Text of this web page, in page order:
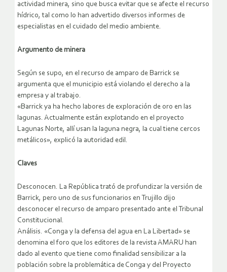
actividad minera, sino que busca evitar que se afecte el recurso
hídrico, tal como lo han advertido diversos informes de
especialistas en el cuidado del medio ambiente.
Argumento de minera
Según se supo, en el recurso de amparo de Barrick se
argumenta que el municipio está violando el derecho a la
empresa y al trabajo.
«Barrick ya ha hecho labores de exploración de oro en las
lagunas. Actualmente están explotando en el proyecto
Lagunas Norte, allí usan la laguna negra, la cual tiene cercos
metálicos», explicó la autoridad edil.
Claves
Desconocen. La República trató de profundizar la versión de
Barrick, pero uno de sus funcionarios en Trujillo dijo
desconocer el recurso de amparo presentado ante el Tribunal
Constitucional.
Análisis. «Conga y la defensa del agua en La Libertad» se
denomina el foro que los editores de la revista AMARU han
dado al evento que tiene como finalidad sensibilizar a la
población sobre la problemática de Conga y del Proyecto